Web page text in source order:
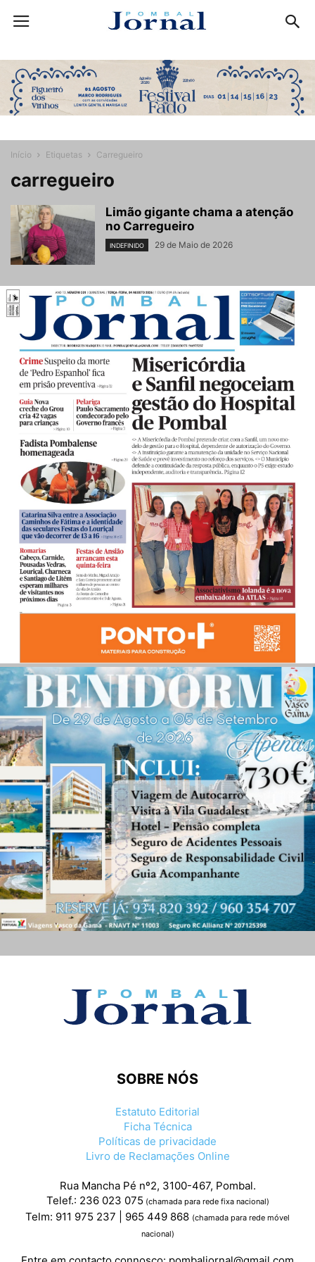
Início Etiquetas Carregueiro
carregueiro
Limão gigante chama a atenção
no Carregueiro
INDEFINIDO 29 de Maio de 2026
SOBRE NÓS
Estatuto Editorial
Ficha Técnica
Políticas de privacidade
Livro de Reclamações Online
Rua Mancha Pé nº2, 3100-467, Pombal.
Telef.: 236 023 075 (chamada para rede fixa nacional)
Telm: 911 975 237 | 965 449 868 (chamada para rede móvel
nacional)